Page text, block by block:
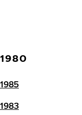
1980
1985
1983